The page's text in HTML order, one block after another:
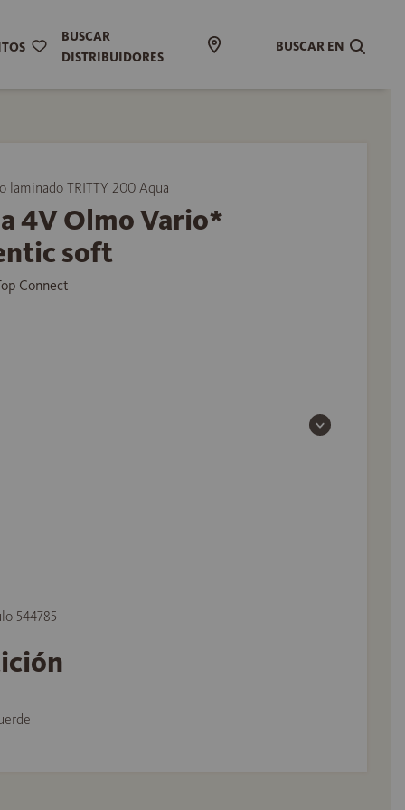
BUSCAR
DISTRIBUIDORES
BUSCAR EN
laminado TRITTY 200 Aqua
4V Olmo Vario*
soft
Connect
544785